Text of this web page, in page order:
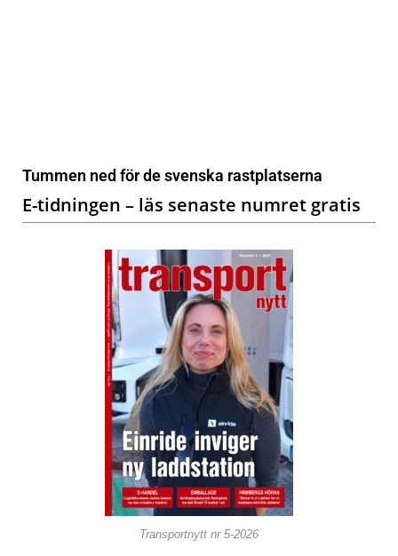
Tummen ned för de svenska rastplatserna
E-tidningen – läs senaste numret gratis
Transportnytt nr 5-2026